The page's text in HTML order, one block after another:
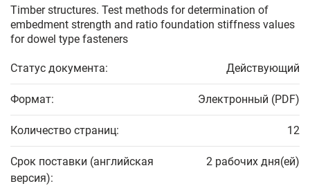
Timber structures. Test methods for determination of
embedment strength and ratio foundation stiffness values
for dowel type fasteners
Статус документа: Действующий
Формат: Электронный (PDF)
Количество страниц: 12
Срок поставки (английская
версия):
2 рабочих дня(ей)